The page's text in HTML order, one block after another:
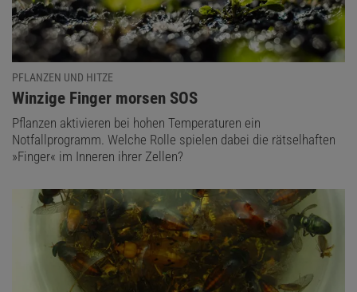
PFLANZEN UND HITZE
:
Winzige Finger morsen SOS
Pflanzen aktivieren bei hohen Temperaturen ein
Notfallprogramm. Welche Rolle spielen dabei die rätselhaften
»Finger« im Inneren ihrer Zellen?